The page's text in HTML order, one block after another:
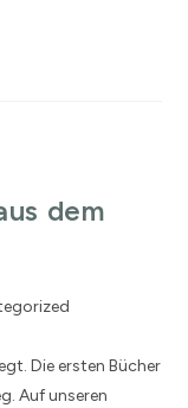
dem
Die ersten Bücher
Auf unseren